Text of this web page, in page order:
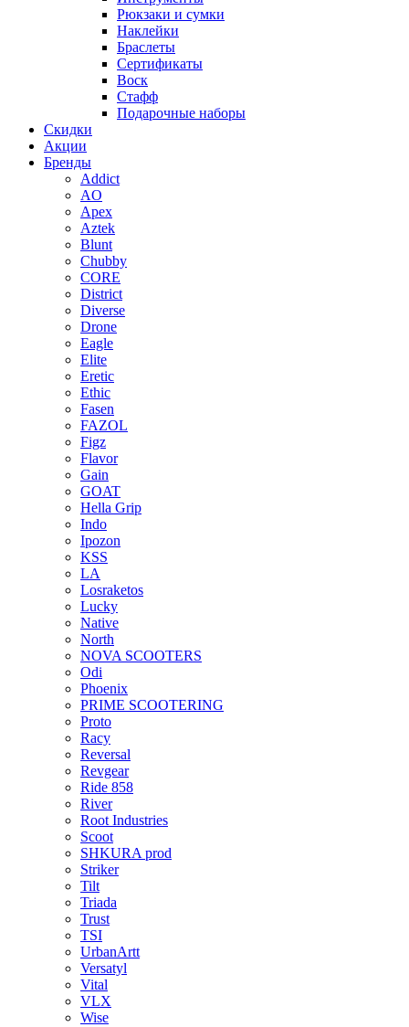
Рюкзаки и сумки
Наклейки
Браслеты
Сертификаты
Воск
Стафф
Подарочные наборы
Скидки
Акции
Бренды
Addict
AO
Apex
Aztek
Blunt
Chubby
CORE
District
Diverse
Drone
Eagle
Elite
Eretic
Ethic
Fasen
FAZOL
Figz
Flavor
Gain
GOAT
Hella Grip
Indo
Ipozon
KSS
LA
Losraketos
Lucky
Native
North
NOVA SCOOTERS
Odi
Phoenix
PRIME SCOOTERING
Proto
Racy
Reversal
Revgear
Ride 858
River
Root Industries
Scoot
SHKURA рrоd
Striker
Tilt
Triada
Trust
TSI
UrbanArtt
Versatyl
Vital
VLX
Wise